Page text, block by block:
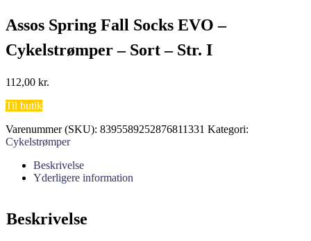
Assos Spring Fall Socks EVO –
Cykelstrømper – Sort – Str. I
112,00 kr.
Til butik
Varenummer (SKU): 8395589252876811331 Kategori:
Cykelstrømper
Beskrivelse
Yderligere information
Beskrivelse